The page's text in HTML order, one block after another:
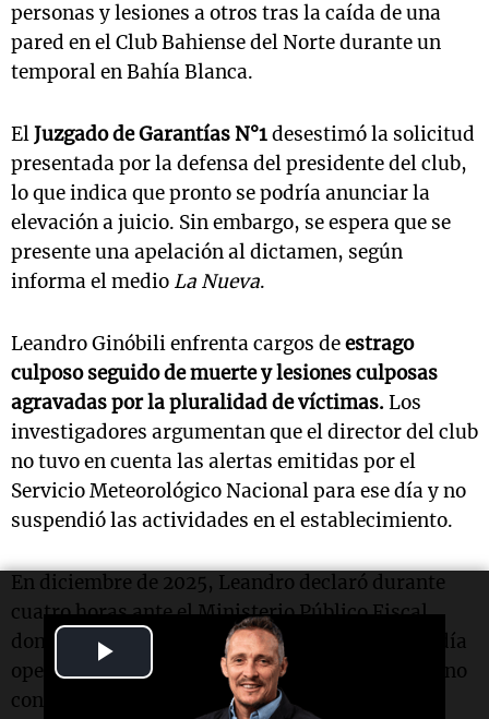
personas y lesiones a otros tras la caída de una
pared en el Club Bahiense del Norte durante un
temporal en Bahía Blanca.
ElJuzgado de Garantías N°1desestimó la solicitud
presentada por la defensa del presidente del club,
lo que indica que pronto se podría anunciar la
elevación a juicio. Sin embargo, se espera que se
presente una apelación al dictamen, según
informa el medio La Nueva.
Leandro Ginóbili enfrenta cargos deestrago
culposo seguido de muerte y lesiones culposas
agravadas por la pluralidad de víctimas. Los
investigadores argumentan que el director del club
no tuvo en cuenta las alertas emitidas por el
Servicio Meteorológico Nacional para ese día y no
suspendió las actividades en el establecimiento.
En diciembre de 2025, Leandro declaró durante
cuatro horas ante el Ministerio Público Fiscal,
donde expuso que desconocía que el club no podía
operar ese día, aunque reconoció que sabía que no
contaba con la habilitación correspondiente.